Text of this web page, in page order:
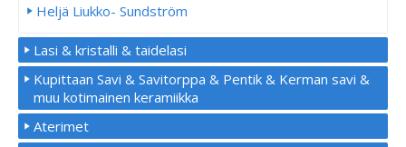
Heljä Liukko- Sundström
Lasi & kristalli & taidelasi
Kupittaan Savi & Savitorppa & Pentik & Kerman savi &
muu kotimainen keramiikka
Aterimet